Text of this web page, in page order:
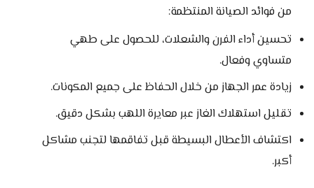
من فوائد الصيانة المنتظمة:
تحسين أداء الفرن والشعلات، للحصول على طهي
متساوي وفعال.
زيادة عمر الجهاز من خلال الحفاظ على جميع المكونات.
تقليل استهلاك الغاز عبر معايرة اللهب بشكل دقيق.
اكتشاف الأعطال البسيطة قبل تفاقمها لتجنب مشاكل
أكبر.